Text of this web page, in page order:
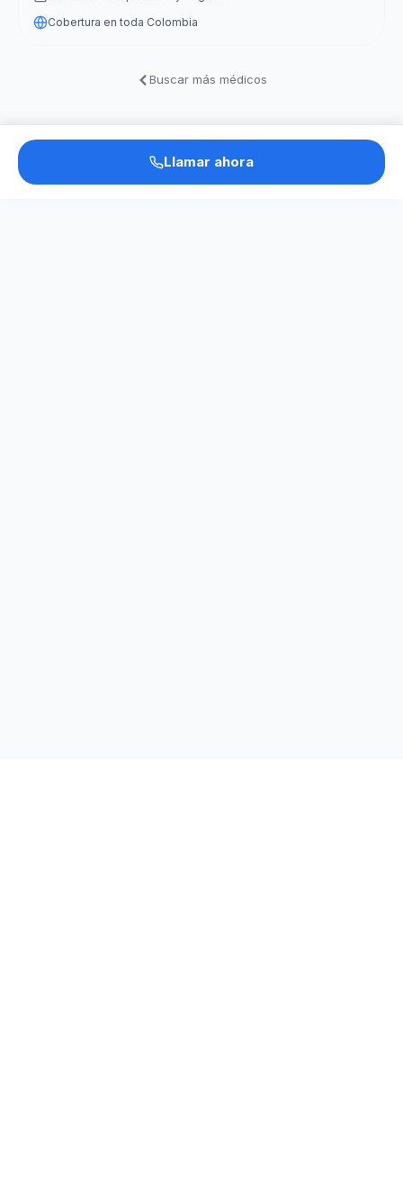
Cobertura en toda Colombia
Buscar más médicos
Llamar ahora